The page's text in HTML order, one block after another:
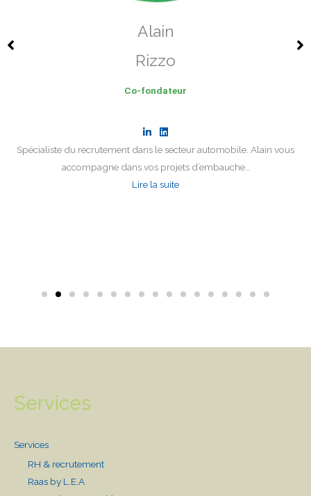
Alain
Rizzo
Co-fondateur
Spécialiste du recrutement dans le secteur automobile. Alain vous
accompagne dans vos projets d’embauche…
Lire la suite
Services
Services
RH & recrutement
Raas by L.E.A